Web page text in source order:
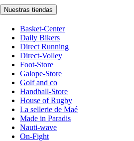
Nuestras tiendas
Basket-Center
Daily Bikers
Direct Running
Direct-Volley
Foot-Store
Galope-Store
Golf and co
Handball-Store
House of Rugby
La sellerie de Maé
Made in Paradis
Nauti-wave
On-Fight